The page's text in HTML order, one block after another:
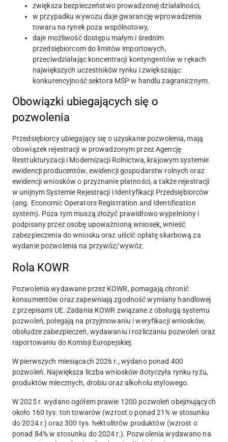
zwiększa bezpieczeństwo prowadzonej działalności,
w przypadku wywozu daje gwarancję wprowadzenia
towaru na rynek poza wspólnotowy,
daje możliwość dostępu małym i średnim
przedsiębiorcom do limitów importowych,
przeciwdziałając koncentracji kontyngentów w rękach
największych uczestników rynku i zwiększając
konkurencyjność sektora MŚP w handlu zagranicznym.
Obowiązki ubiegających się o
pozwolenia
Przedsiębiorcy ubiegający się o uzyskanie pozwolenia, mają
obowiązek rejestracji w prowadzonym przez Agencję
Restrukturyzacji i Modernizacji Rolnictwa, krajowym systemie
ewidencji producentów, ewidencji gospodarstw rolnych oraz
ewidencji wniosków o przyznanie płatności, a także rejestracji
w unijnym Systemie Rejestracji i Identyfikacji Przedsiębiorców
(ang. Economic Operators Registration and Identification
system). Poza tym muszą złożyć prawidłowo wypełniony i
podpisany przez osobę upoważnioną wniosek, wnieść
zabezpieczenia do wniosku oraz uiścić opłatę skarbową za
wydanie pozwolenia na przywóz/wywóz.
Rola KOWR
Pozwolenia wydawane przez KOWR, pomagają chronić
konsumentów oraz zapewniają zgodność wymiany handlowej
z przepisami UE. Zadania KOWR związane z obsługą systemu
pozwoleń, polegają na przyjmowaniu i weryfikacji wniosków,
obsłudze zabezpieczeń, wydawaniu i rozliczaniu pozwoleń oraz
raportowaniu do Komisji Europejskiej.
W pierwszych miesiącach 2026 r., wydano ponad 400
pozwoleń. Największa liczba wniosków dotyczyła rynku ryżu,
produktów mlecznych, drobiu oraz alkoholu etylowego.
W 2025 r. wydano ogółem prawie 1200 pozwoleń obejmujących
około 160 tys. ton towarów (wzrost o ponad 21% w stosunku
do 2024 r.) oraz 300 tys. hektolitrów produktów (wzrost o
ponad 84% w stosunku do 2024 r.). Pozwolenia wydawano na